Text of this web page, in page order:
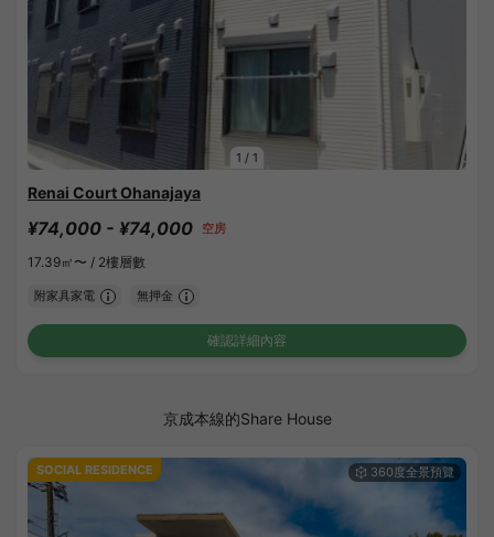
1 / 1
Renai Court Ohanajaya
¥74,000 - ¥74,000 空房
17.39㎡〜 / 2樓層數
附家具家電 無押金
確認詳細內容
京成本線的Share House
SOCIAL RESIDENCE